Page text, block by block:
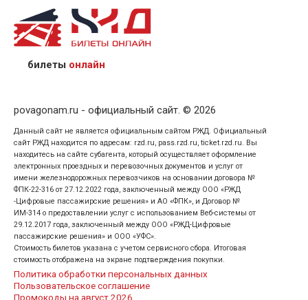
назвав кассиру 14-значный номер заказа;
предъявив удостоверение личности пассажира, на
кого оформлен билет.
билеты онлайн
povagonam.ru - официальный сайт. © 2026
Данный сайт не является официальным сайтом РЖД. Официальный
сайт РЖД находится по адресам: rzd.ru, pass.rzd.ru, ticket.rzd.ru. Вы
находитесь на сайте субагента, который осуществляет оформление
электронных проездных и перевозочных документов и услуг от
имени железнодорожных перевозчиков на основании договора №
ФПК-22-316 от 27.12.2022 года, заключенный между ООО «РЖД
-Цифровые пассажирские решения» и АО «ФПК», и Договор №
ИМ-314 о предоставлении услуг с использованием Веб-системы от
29.12.2017 года, заключенный между ООО «РЖД-Цифровые
пассажирские решения» и ООО «УФС».
Стоимость билетов указана с учетом сервисного сбора. Итоговая
стоимость отображена на экране подтверждения покупки.
Политика обработки персональных данных
Пользовательское соглашение
Промокоды на август 2026